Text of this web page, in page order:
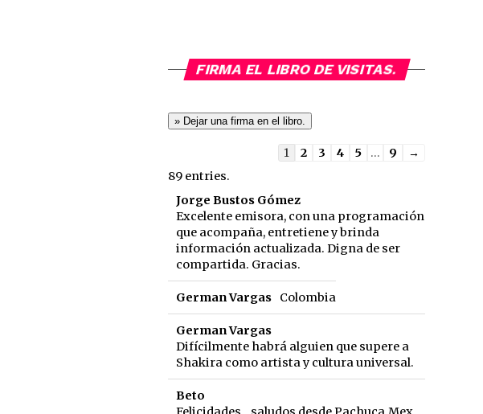
FIRMA EL LIBRO DE VISITAS.
Guestbook
1 2 3 4 5 ... 9
→
89 entries.
Jorge Bustos Gómez
Excelente emisora, con una programación
que acompaña, entretiene y brinda
información actualizada. Digna de ser
compartida. Gracias.
German Vargas Colombia
German Vargas
Difícilmente habrá alguien que supere a
Shakira como artista y cultura universal.
Beto